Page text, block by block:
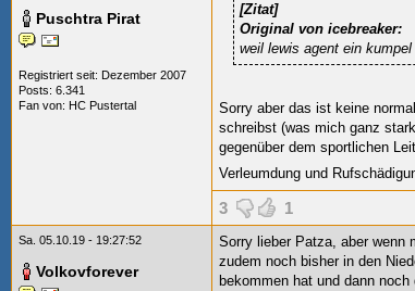
Puschtra Pirat
Registriert seit: Dezember 2007
Posts: 6.341
Fan von: HC Pustertal
[Zitat]
Original von icebreaker:
weil lewis agent ein
Sorry aber das ist keine
schreibst (was mich ganz
gegenüber dem sportlichen
Verleumdung und
3 1
Sa. 05.10.19 - 19:27:52
Volkovforever
Sorry lieber Patza, aber wenn
zudem noch bisher in den
bekommen hat und dann